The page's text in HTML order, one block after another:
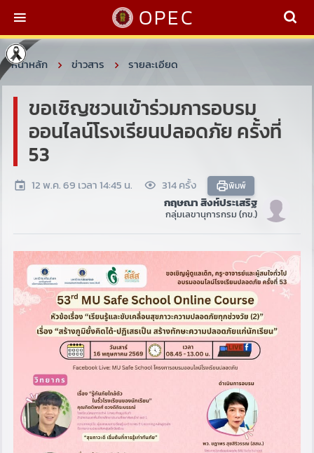
OPEC
หน้าหลัก ข่าวสาร รายละเอียด
ขอเชิญชวนเข้าร่วมการอบรม
ออนไลน์โรงเรียนปลอดภัย ครั้งที่
53
12 พ.ค. 69 เวลา 14:45 น. 314 ครั้ง พิมพ์
กฤษณา สิงห์ประเสริฐ
กลุ่มเลขานุการกรม (กข.)